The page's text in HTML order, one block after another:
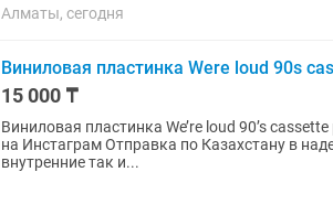
Алматы, сегодня
Виниловая пластинка Were loud 90s
15 000 ₸
Виниловая пластинка We’re loud 90’s cassette punk unknowns Цена
на Инстаграм Отправка по Казахстану в надежной упаковке В наличии защитные пакеты как
внутренние так и...